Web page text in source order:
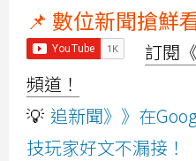
📌 數位新聞搶鮮
訂閱
頻道！
💡 追新聞》》在
技玩家好文不漏接！